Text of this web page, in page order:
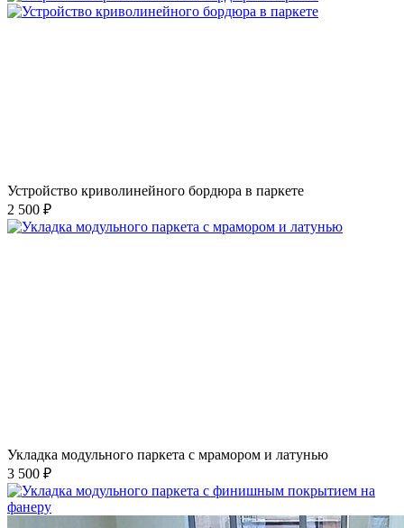
Устройство криволинейного бордюра в паркете
2 500 ₽
Укладка модульного паркета с мрамором и латунью
3 500 ₽